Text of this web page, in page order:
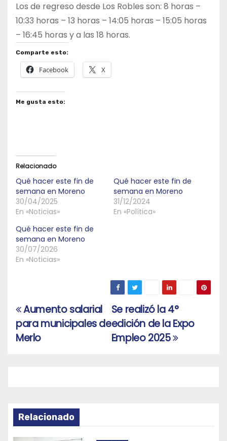
Los de regreso desde Los Robles son: 8 horas –
10:33 horas – 13 horas – 14:05 horas – 15:05 horas
– 16:45 horas y a las 18 horas.
Comparte esto:
Facebook X
Me gusta esto:
Relacionado
Qué hacer este fin de
semana en Moreno
30/04/2025
En «Noticias»
Qué hacer este fin de
semana en Moreno
31/12/2024
En «Política»
Qué hacer este fin de
semana en Moreno
30/07/2026
En «Noticias»
Navegación
de
Se realizó la 4°
edición de la Expo
Empleo 2025
Aumento salarial
para municipales de
Merlo
Relacionado